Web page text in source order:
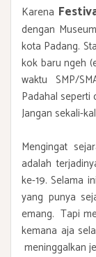
Karena
dengan
kota Padang.
kok baru ngeh
waktu SMP/
Padahal
Jangan sekali-
Mengingat
adalah
ke-19. Selama
yang punya
emang. Tapi
kemana aja
meninggalkan